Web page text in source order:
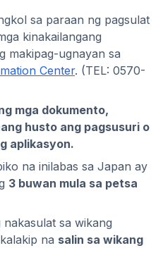
sa paraan ng pagsulat
kinakailangang
makipag-ugnayan sa
Center. (TEL: 0570-
mga dokumento,
husto ang pagsusuri o
aplikasyon.
na inilabas sa Japan ay
3 buwan mula sa petsa
sa wikang
na salin sa wikang